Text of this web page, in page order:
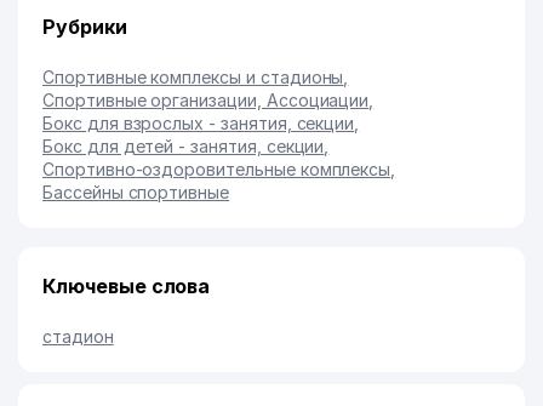
Рубрики
Спортивные комплексы и стадионы
Спортивные организации, Ассоциации
Бокс для взрослых - занятия, секции
Бокс для детей - занятия, секции
Спортивно-оздоровительные комплексы
Бассейны спортивные
Ключевые слова
стадион